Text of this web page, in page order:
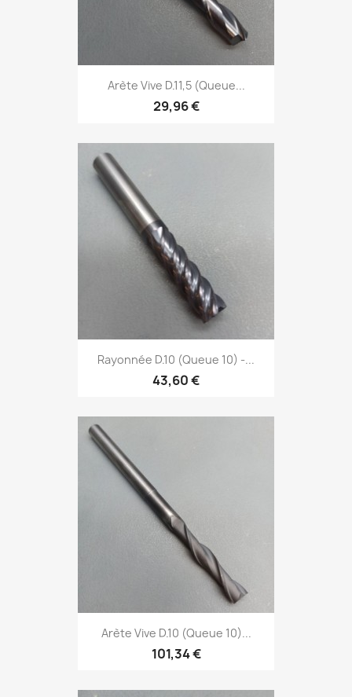
Arète Vive D.11,5 (Queue...
29,96 €
Rayonnée D.10 (Queue 10) -...
43,60 €
Arète Vive D.10 (Queue 10)...
101,34 €